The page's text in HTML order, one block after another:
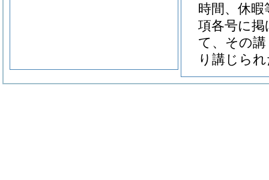
時間、休
項各号に
て、その
り講じら